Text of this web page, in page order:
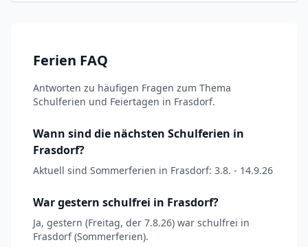
Ferien FAQ
Antworten zu häufigen Fragen zum Thema
Schulferien und Feiertagen in Frasdorf.
Wann sind die nächsten Schulferien in
Frasdorf?
Aktuell sind Sommerferien in Frasdorf: 3.8. - 14.9.26
War gestern schulfrei in Frasdorf?
Ja, gestern (Freitag, der 7.8.26) war schulfrei in
Frasdorf (Sommerferien).